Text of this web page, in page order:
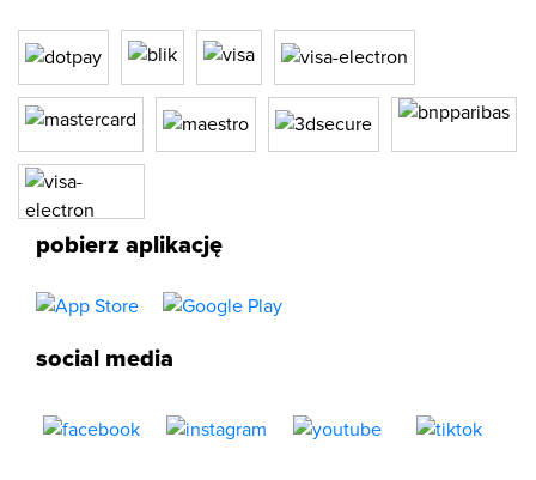
pobierz aplikację
social media